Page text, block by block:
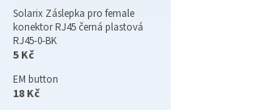
Solarix Záslepka pro female
konektor RJ45 černá plastová
RJ45-0-BK
5 Kč
EM button
18 Kč